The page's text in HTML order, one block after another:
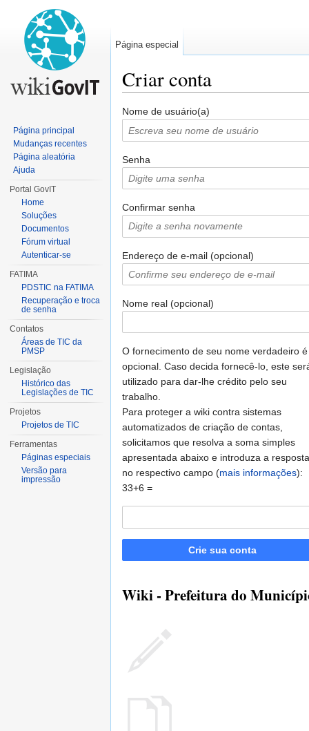
Criar conta
Nome de usuário(a)
Senha
Confirmar senha
Endereço de e-mail (opcional)
Nome real (opcional)
O fornecimento de seu nome verdadeiro é
opcional. Caso decida fornecê-lo, este
utilizado para dar-lhe crédito pelo seu
trabalho.
Para proteger a wiki contra sistemas
automatizados de criação de contas,
solicitamos que resolva a soma simples
apresentada abaixo e introduza a resposta
no respectivo campo (mais informações):
33+6 =
Crie sua conta
Wiki - Prefeitura do
Página especial
Página principal
Mudanças recentes
Página aleatória
Ajuda
Portal GovIT
Home
Soluções
Documentos
Fórum virtual
Autenticar-se
FATIMA
PDSTIC na FATIMA
Recuperação e troca
de senha
Contatos
Áreas de TIC da
PMSP
Legislação
Histórico das
Legislações de TIC
Projetos
Projetos de TIC
Ferramentas
Páginas especiais
Versão para
impressão